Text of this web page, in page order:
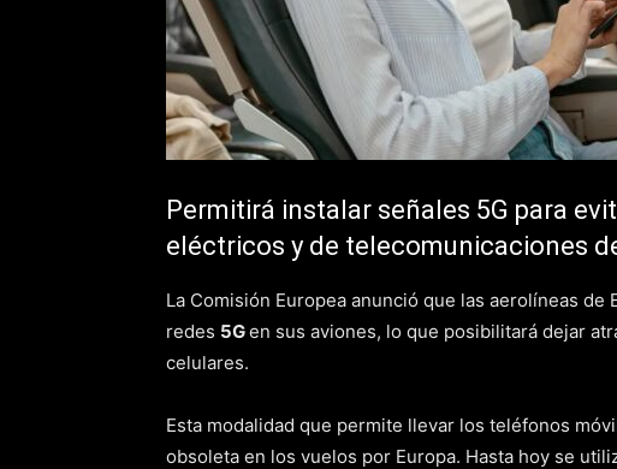
Permitirá instalar señales 5G para
eléctricos y de telecomunicaciones
La Comisión Europea anunció que las aerolíneas
redes 5Gen sus aviones, lo que posibilitará dejar
celulares.
Esta modalidad que permite llevar los teléfonos
obsoleta en los vuelos por Europa. Hasta hoy se